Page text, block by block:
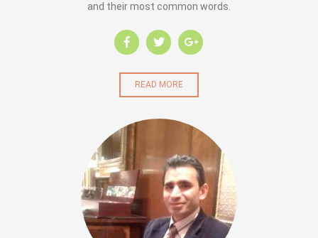
and their most common words.
READ MORE